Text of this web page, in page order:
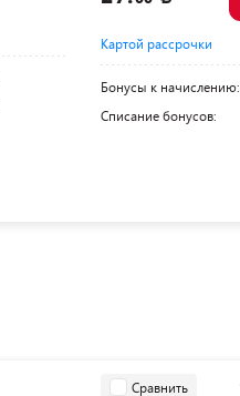
Картой рассрочки
Бонусы к начислению:
Списание бонусов:
Сравнить